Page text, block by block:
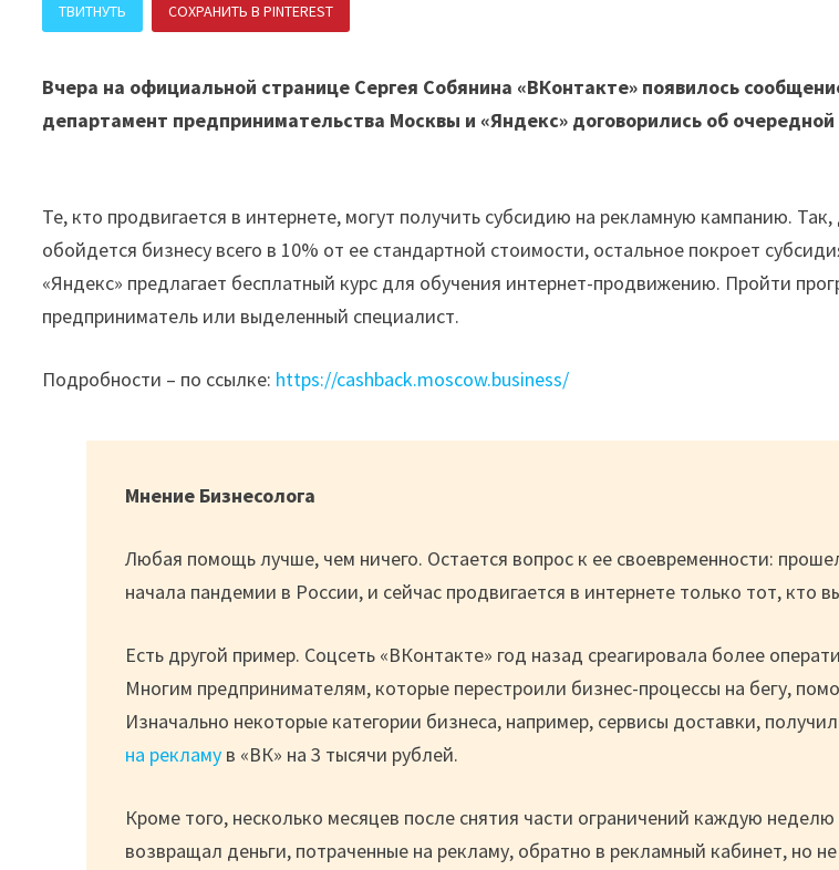
ТВИТНУТЬ СОХРАНИТЬ В PINTEREST
Вчера на официальной странице Сергея Собянина «ВКонтакте» появилось
департамент предпринимательства Москвы и «Яндекс» договорились об
Те, кто продвигается в интернете, могут получить субсидию на рекламную кампанию.
обойдется бизнесу всего в 10% от ее стандартной стоимости, остальное покроет
«Яндекс» предлагает бесплатный курс для обучения интернет-продвижению. Пройти
предприниматель или выделенный специалист.
Подробности – по ссылке: https://cashback.moscow.business/
Мнение Бизнесолога
Любая помощь лучше, чем ничего. Остается вопрос к ее своевременности:
начала пандемии в России, и сейчас продвигается в интернете только тот, кто
Есть другой пример. Соцсеть «ВКонтакте» год назад среагировала более
Многим предпринимателям, которые перестроили бизнес-процессы на бегу,
Изначально некоторые категории бизнеса, например, сервисы доставки,
на рекламу в «ВК» на 3 тысячи рублей.
Кроме того, несколько месяцев после снятия части ограничений каждую
возвращал деньги, потраченные на рекламу, обратно в рекламный кабинет, но